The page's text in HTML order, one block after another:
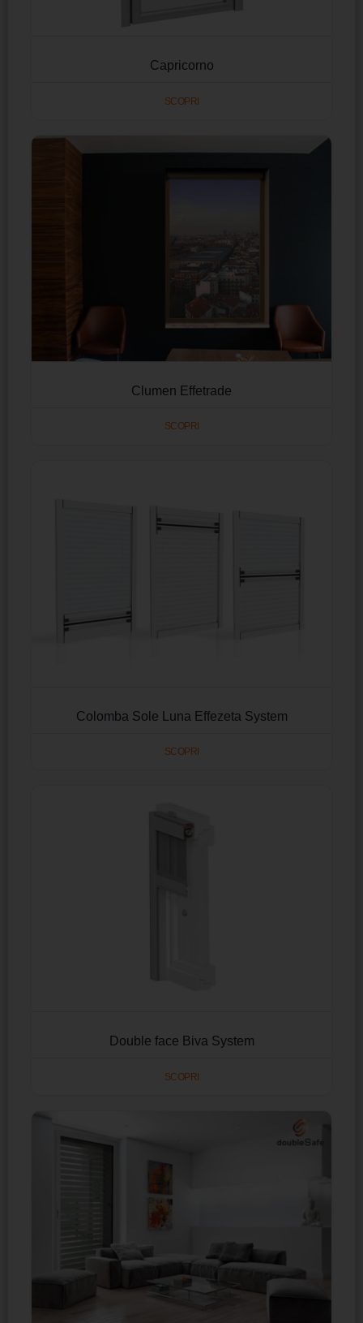
Capricorno
SCOPRI
Clumen Effetrade
SCOPRI
Colomba Sole Luna Effezeta System
SCOPRI
Double face Biva System
SCOPRI